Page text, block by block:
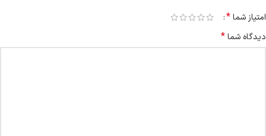
امتیاز شما*
دیدگاه شما*